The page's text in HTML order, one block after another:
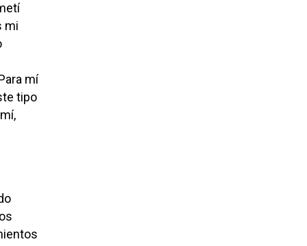
mi
mí
tipo